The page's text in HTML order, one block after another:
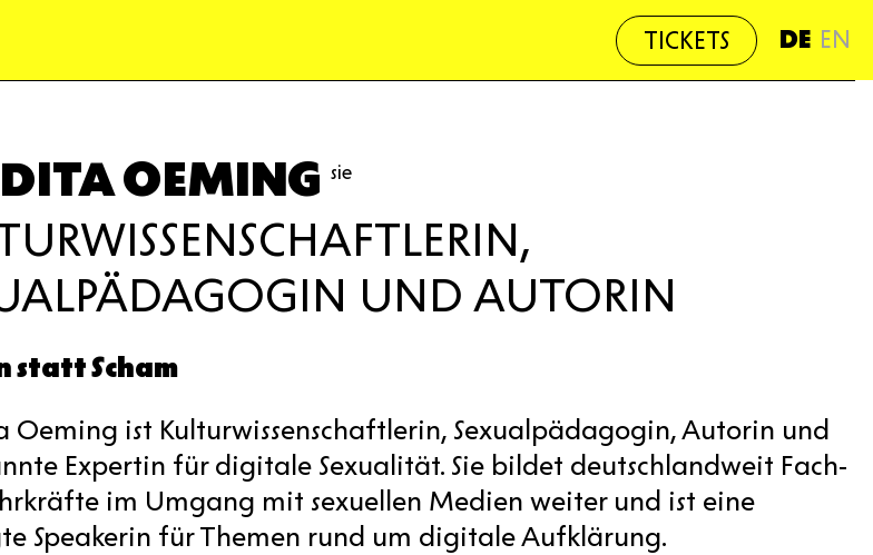
TICKETS DE EN
OEMINGsie
UND AUTORIN
statt Scham
Oeming ist Kulturwissenschaftlerin, Sexualpädagogin, Autorin und
Expertin für digitale Sexualität. Sie bildet deutschlandweit Fach-
im Umgang mit sexuellen Medien weiter und ist eine
Speakerin für Themen rund um digitale Aufklärung.